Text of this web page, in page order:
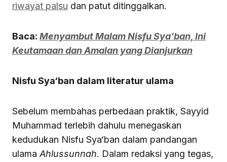
riwayat palsu dan patut ditinggalkan.
Baca: Menyambut Malam Nisfu Sya’ban, Ini
Keutamaan dan Amalan yang Dianjurkan
Nisfu Sya‘ban dalam literatur ulama
Sebelum membahas perbedaan praktik, Sayyid
Muhammad terlebih dahulu menegaskan
kedudukan Nisfu Sya‘ban dalam pandangan
ulama Ahlussunnah. Dalam redaksi yang tegas,